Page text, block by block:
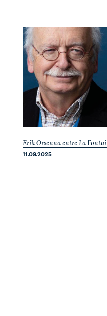
Erik Orsenna entre La
11.09.2025